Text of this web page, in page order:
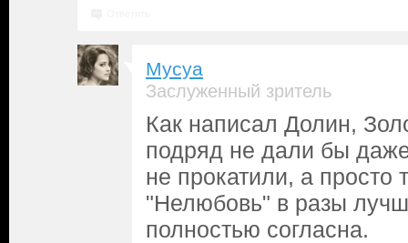
Mycya
Заслуженный зритель
Как написал Долин,
подряд не дали бы
не прокатили, а просто
"Нелюбовь" в разы
полностью согласна.